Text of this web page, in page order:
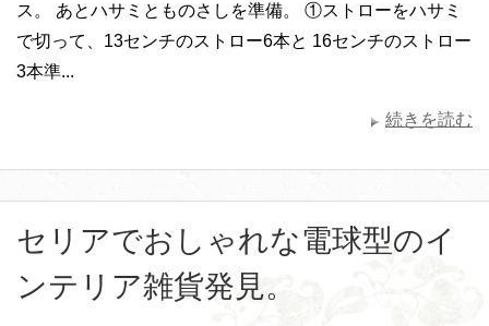
ス。 あとハサミとものさしを準備。 ①ストローをハサミ
で切って、13センチのストロー6本と 16センチのストロー
3本準...
続きを読む
セリアでおしゃれな電球型のイ
ンテリア雑貨発見。